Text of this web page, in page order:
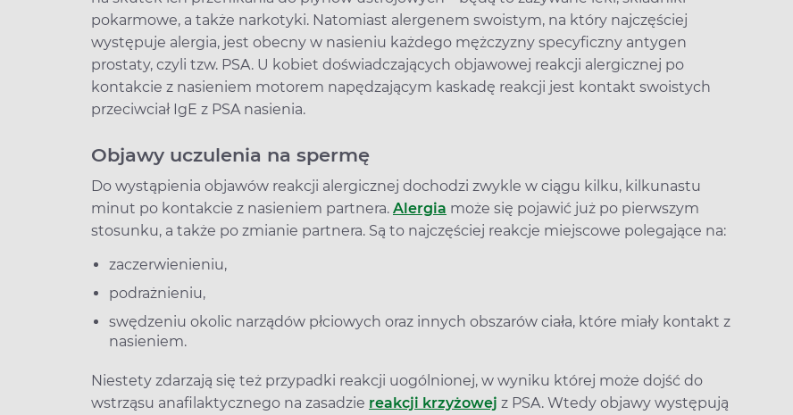
pokarmowe, a także narkotyki. Natomiast alergenem swoistym, na który najczęściej
występuje alergia, jest obecny w nasieniu każdego mężczyzny specyficzny antygen
prostaty, czyli tzw. PSA. U kobiet doświadczających objawowej reakcji alergicznej po
kontakcie z nasieniem motorem napędzającym kaskadę reakcji jest kontakt swoistych
przeciwciał IgE z PSA nasienia.
Objawy uczulenia na spermę
Do wystąpienia objawów reakcji alergicznej dochodzi zwykle w ciągu kilku, kilkunastu
minut po kontakcie z nasieniem partnera. Alergia może się pojawić już po pierwszym
stosunku, a także po zmianie partnera. Są to najczęściej reakcje miejscowe polegające na:
zaczerwienieniu,
podrażnieniu,
swędzeniu okolic narządów płciowych oraz innych obszarów ciała, które miały kontakt z
nasieniem.
Niestety zdarzają się też przypadki reakcji uogólnionej, w wyniku której może dojść do
wstrząsu anafilaktycznego na zasadzie reakcji krzyżowej z PSA. Wtedy objawy występują